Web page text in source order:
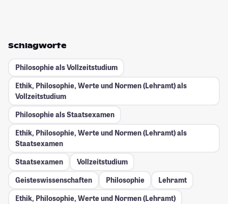
Schlagworte
Philosophie als Vollzeitstudium
Ethik, Philosophie, Werte und Normen (Lehramt) als
Vollzeitstudium
Philosophie als Staatsexamen
Ethik, Philosophie, Werte und Normen (Lehramt) als
Staatsexamen
Staatsexamen
Vollzeitstudium
Geisteswissenschaften
Philosophie
Lehramt
Ethik, Philosophie, Werte und Normen (Lehramt)